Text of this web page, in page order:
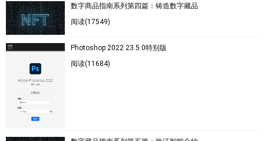
数字商品指南系列第四篇：铸造数字藏品
阅读(17549)
Photoshop 2022 23.5.0特别版
阅读(11684)